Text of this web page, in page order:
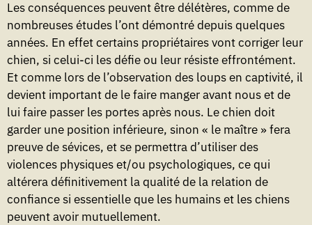
Les conséquences peuvent être délétères, comme de
nombreuses études l’ont démontré depuis quelques
années. En effet certains propriétaires vont corriger leur
chien, si celui-ci les défie ou leur résiste effrontément.
Et comme lors de l’observation des loups en captivité, il
devient important de le faire manger avant nous et de
lui faire passer les portes après nous. Le chien doit
garder une position inférieure, sinon « le maître » fera
preuve de sévices, et se permettra d’utiliser des
violences physiques et/ou psychologiques, ce qui
altérera définitivement la qualité de la relation de
confiance si essentielle que les humains et les chiens
peuvent avoir mutuellement.